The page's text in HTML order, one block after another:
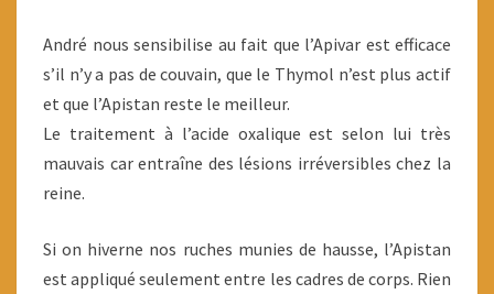
André nous sensibilise au fait que l’Apivar est efficace
s’il n’y a pas de couvain, que le Thymol n’est plus actif
et que l’Apistan reste le meilleur.
Le traitement à l’acide oxalique est selon lui très
mauvais car entraîne des lésions irréversibles chez la
reine.
Si on hiverne nos ruches munies de hausse, l’Apistan
est appliqué seulement entre les cadres de corps. Rien